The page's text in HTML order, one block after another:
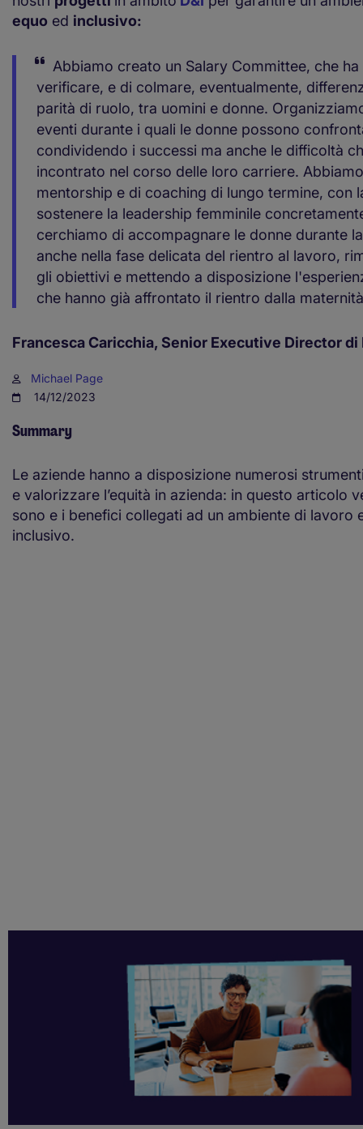
equo ed inclusivo:
Abbiamo creato un Salary Committee, che
verificare, e di colmare, eventualmente,
parità di ruolo, tra uomini e donne.
eventi durante i quali le donne possono
condividendo i successi ma anche le difficoltà
incontrato nel corso delle loro carriere.
mentorship e di coaching di lungo termine, con
sostenere la leadership femminile
cerchiamo di accompagnare le donne durante
anche nella fase delicata del rientro al lavoro,
gli obiettivi e mettendo a disposizione
che hanno già affrontato il rientro dalla
Francesca Caricchia, Senior Executive Director di
Michael Page
14/12/2023
Summary
Le aziende hanno a disposizione numerosi
e valorizzare l’equità in azienda: in questo articolo
sono e i benefici collegati ad un ambiente di lavoro
inclusivo.